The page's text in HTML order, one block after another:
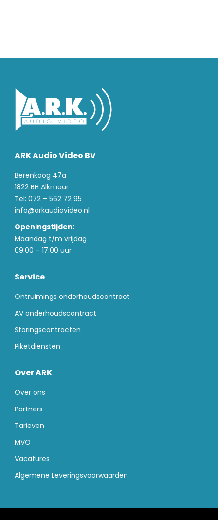
ARK Audio Video BV
Berenkoog 47a
1822 BH Alkmaar
Tel: 072 – 562 72 95
info@arkaudiovideo.nl
Openingstijden:
Maandag t/m vrijdag
09:00 – 17:00 uur
Service
Ontruimings onderhoudscontract
AV onderhoudscontract
Storingscontracten
Piketdiensten
Over ARK
Over ons
Partners
Tarieven
MVO
Vacatures
Algemene Leveringsvoorwaarden